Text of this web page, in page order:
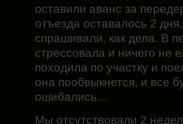
оставили аванс за
отъезда оставалось 2
спрашивали, как дела. В
стрессовала и ничего не
походила по участку и
она пообвыкнется, и все
ошибались…
Мы отсутствовали 2